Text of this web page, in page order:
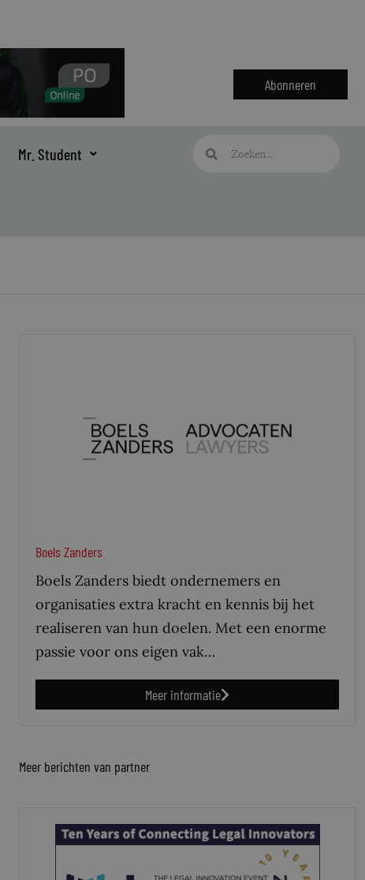
Abonneren
Mr. Student Zoeken
Boels Zanders
Boels Zanders biedt ondernemers en
organisaties extra kracht en kennis bij het
realiseren van hun doelen. Met een enorme
passie voor ons eigen vak…
Meer informatie
Meer berichten van partner